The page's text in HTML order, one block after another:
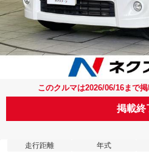
このクルマは2026/06/16まで
掲載終
走行距離 年式